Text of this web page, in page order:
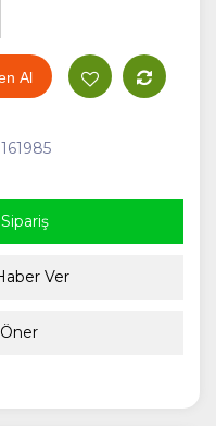
Al
Ver